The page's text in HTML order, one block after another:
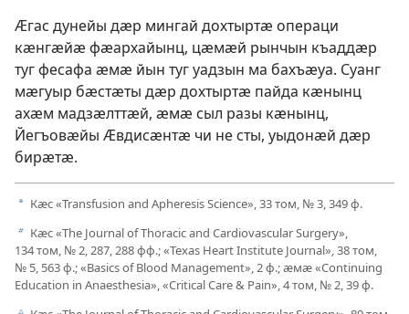
Ӕгас дунейы дӕр мингай дохтыртӕ операци
кӕнгӕйӕ фӕархайынц, цӕмӕй рынчын къаддӕр
туг фесафа ӕмӕ йын туг уадзын ма бахъӕуа. Суанг
мӕгуыр бӕстӕты дӕр дохтыртӕ пайда кӕнынц
ахӕм мадзӕлттӕй, ӕмӕ сыл разы кӕнынц,
Йегъовӕйы Ӕвдисӕнтӕ чи не сты, уыдонӕй дӕр
бирӕтӕ.
a Кӕс «Transfusion and Apheresis Science», 33 том, № 3, 349 ф.
b Кӕс «The Journal of Thoracic and Cardiovascular Surgery»,
134 том, № 2, 287, 288 фф.; «Texas Heart Institute Journal», 38 том,
№ 5, 563 ф.; «Basics of Blood Management», 2 ф.; ӕмӕ «Continuing
Education in Anaesthesia», «Critical Care & Pain», 4 том, № 2, 39 ф.